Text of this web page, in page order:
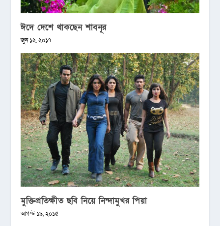
ঈদে দেশে থাকছেন শাবনূর
জুন ১২, ২০১৭
মুক্তিপ্রতিক্ষীত ছবি নিয়ে নিন্দামুখর পিয়া
আগস্ট ১৯, ২০১৫